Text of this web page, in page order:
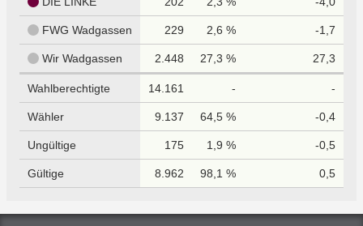
FWG Wadgassen 229 2,6 % -1,7
Wir Wadgassen 2.448 27,3 % 27,3
Wahlberechtigte 14.161 - -
Wähler 9.137 64,5 % -0,4
Ungültige 175 1,9 % -0,5
Gültige 8.962 98,1 % 0,5